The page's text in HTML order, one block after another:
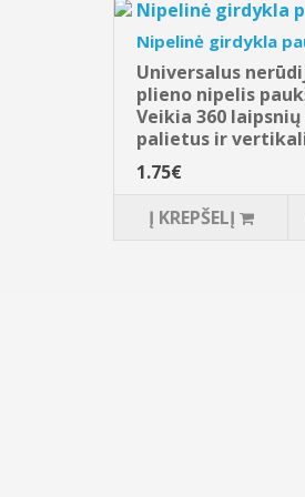
Nipelinė girdykla
Universalus
plieno nipelis
Veikia 360 laipsnių
palietus ir
1.75€
Į KREPŠELĮ